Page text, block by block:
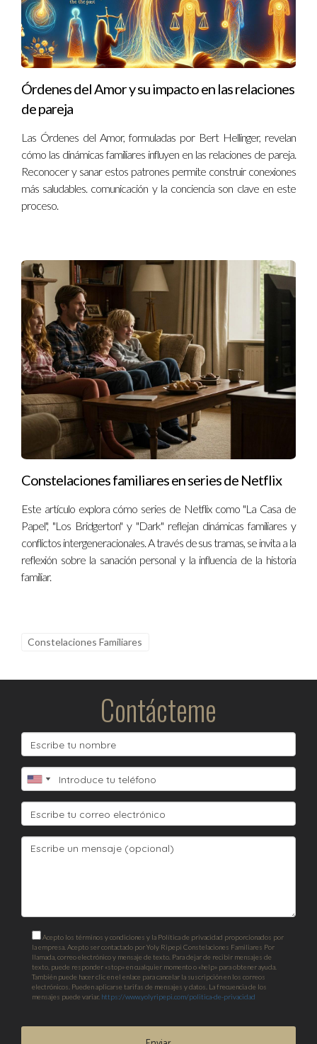
Órdenes del Amor y su impacto en las relaciones
de pareja
Las Órdenes del Amor, formuladas por Bert Hellinger, revelan
cómo las dinámicas familiares influyen en las relaciones de pareja.
Reconocer y sanar estos patrones permite construir conexiones
más saludables. comunicación y la conciencia son clave en este
proceso.
Constelaciones familiares en series de Netflix
Este artículo explora cómo series de Netflix como "La Casa de
Papel", "Los Bridgerton" y "Dark" reflejan dinámicas familiares y
conflictos intergeneracionales. A través de sus tramas, se invita a la
reflexión sobre la sanación personal y la influencia de la historia
familiar.
Constelaciones Familiares
Contácteme
Acepto los términos y condiciones y la Política de privacidad proporcionados por
la empresa. Acepto ser contactado por Yoly Ripepi Constelaciones Familiares Por
llamada, correo electrónico y mensaje de texto. Para dejar de recibir mensajes de
texto, puede responder «stop» en cualquier momento o «help» para obtener ayuda.
También puede hacer clic en el enlace para cancelar la suscripción en los correos
electrónicos. Pueden aplicarse tarifas de mensajes y datos. La frecuencia de los
mensajes puede variar. https://www.yolyripepi.com/politica-de-privacidad